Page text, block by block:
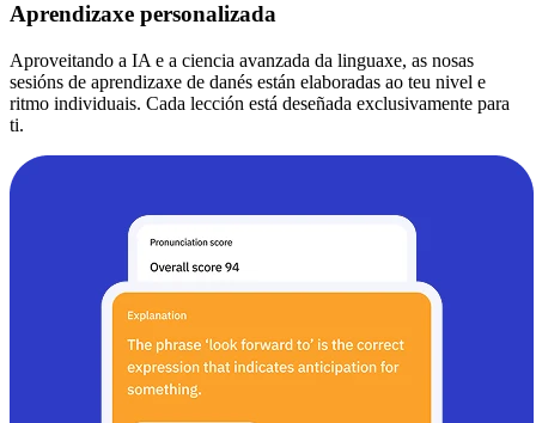
Aprendizaxe personalizada
Aproveitando a IA e a ciencia avanzada da linguaxe, as nosas
sesións de aprendizaxe de danés están elaboradas ao teu nivel e
ritmo individuais. Cada lección está deseñada exclusivamente para
ti.